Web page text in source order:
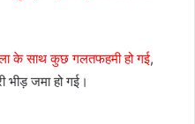
के साथ कुछ गलतफहमी हो गई,
भीड़ जमा हो गई।